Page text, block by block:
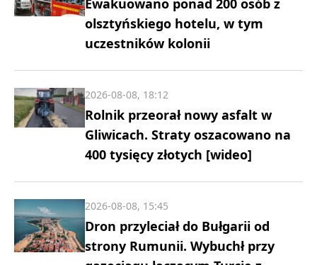
Ewakuowano ponad 200 osób z
olsztyńskiego hotelu, w tym
uczestników kolonii
Rolnik przeorał nowy asfalt w
Gliwicach. Straty oszacowano na
400 tysięcy złotych [wideo]
2026-08-08, 18:12
Dron przyleciał do Bułgarii od
strony Rumunii. Wybuchł przy
2026-08-08, 15:45